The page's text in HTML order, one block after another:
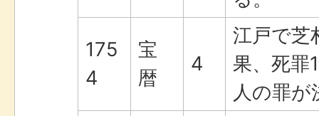
175
4
宝
暦
4
江戸で芝
果、死罪
人の罪が